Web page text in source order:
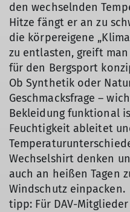
den wechselnden
Hitze fängt er an zu
die körpereigene
zu entlasten, greift
für den Bergsport
Ob Synthetik oder
Geschmacksfrage –
Bekleidung funktional
Feuchtigkeit ableitet
Wechselshirt denken
auch an heißen Tagen
Windschutz einpacken.
tipp: Für DAV-